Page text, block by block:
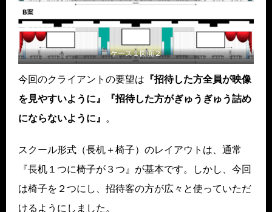
ケース１図面２
今回のクライアントの要望は 『招待した方全員が映像
を見やすいように』『招待した方がぎゅうぎゅう詰め
にならないように』
。
スクール形式（長机＋椅子）のレイアウトは、通常
『長机１つに椅子が３つ』が基本です。しかし、今回
は椅子を２つにし、招待客の方が広々と使っていただ
けるようにしました。